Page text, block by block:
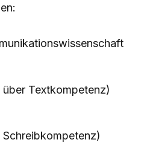
Textkompetenz)